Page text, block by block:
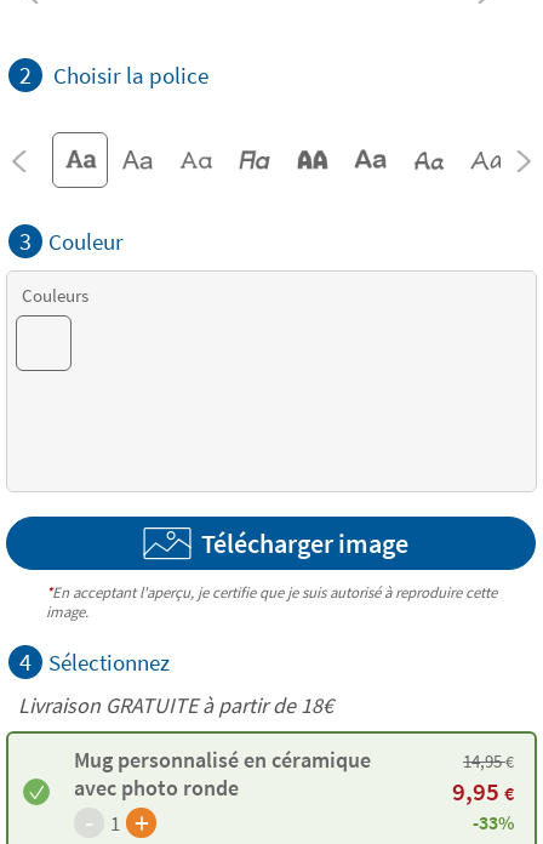
2 Choisir la police
3 Couleur
Couleurs
Télécharger image
*En acceptant l'aperçu, je certifie que je suis autorisé à reproduire cette
image.
4 Sélectionnez
Livraison GRATUITE à partir de18€
Mug personnalisé en céramique
avec photo ronde
- 1 +
14,95€
9,95 €
-33%